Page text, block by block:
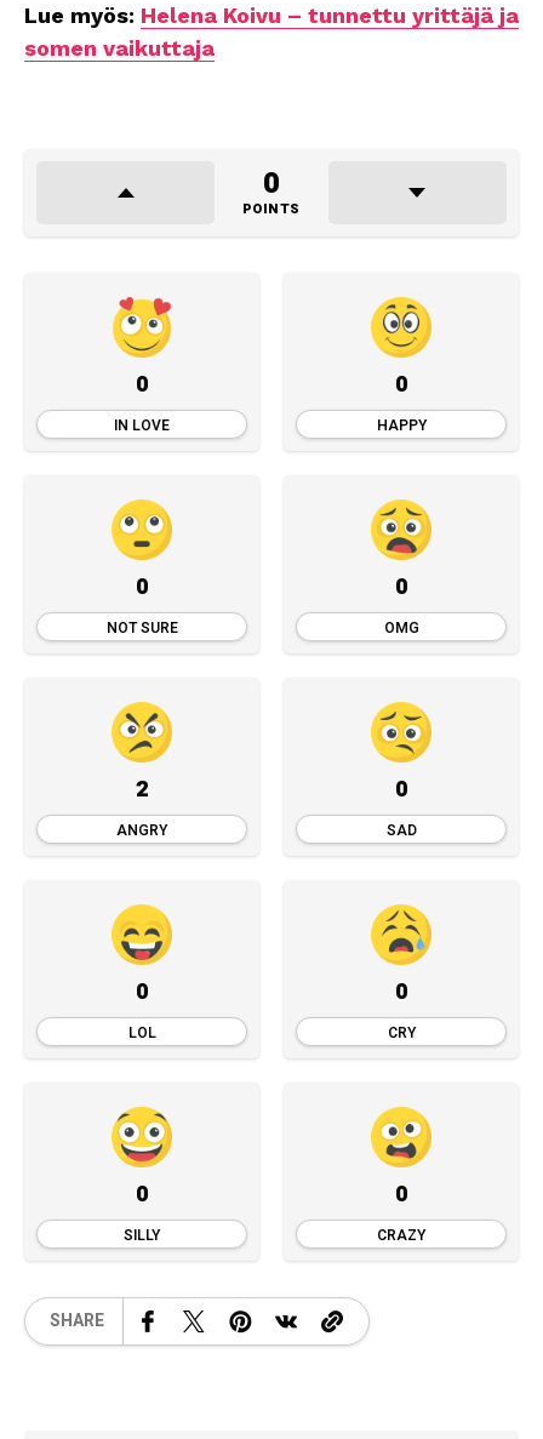
Lue myös: Helena Koivu – tunnettu yrittäjä ja
somen vaikuttaja
0
POINTS
0
IN LOVE
0
HAPPY
0
NOT SURE
0
OMG
2
ANGRY
0
SAD
0
LOL
0
CRY
0
SILLY
0
CRAZY
SHARE